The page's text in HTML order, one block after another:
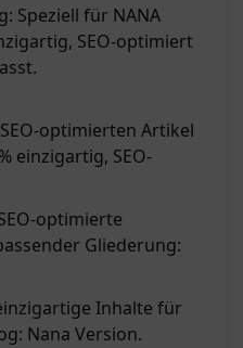
Speziell für NANA
SEO-optimiert
optimierten Artikel
einzigartig, SEO-
optimierte
Gliederung:
Inhalte für
Nana Version.